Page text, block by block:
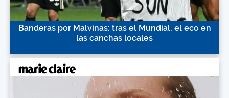
Banderas por Malvinas: tras el Mundial, el eco en
las canchas locales